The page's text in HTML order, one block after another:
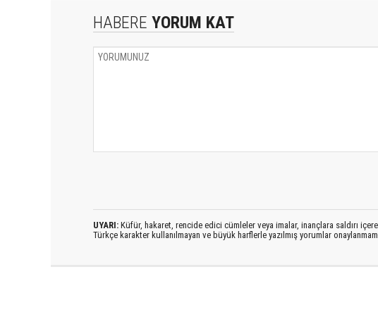
HABERE YORUM KAT
UYARI: Küfür, hakaret, rencide edici cümleler veya imalar, inançlara saldırı
Türkçe karakter kullanılmayan ve büyük harflerle yazılmış yorumlar